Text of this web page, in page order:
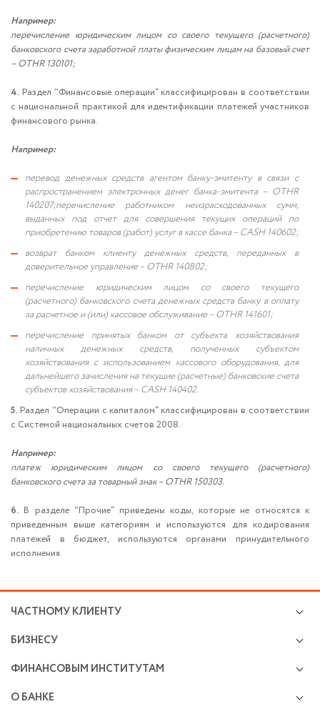
Например:
перечисление юридическим лицом со своего текущего (расчетного)
банковского счета заработной платы физическим лицам на базовый счет
– OTHR 130101;
4. Раздел ˮФинансовые операции“ классифицирован в соответствии
с национальной практикой для идентификации платежей участников
финансового рынка.
Например:
перевод денежных средств агентом банку-эмитенту в связи с
распространением электронных денег банка-эмитента – OTHR
140207;перечисление работником неизрасходованных сумм,
выданных под отчет для совершения текущих операций по
приобретению товаров (работ) услуг в кассе банка – CASH 140602;
возврат банком клиенту денежных средств, переданных в
доверительное управление – OTHR 140802;
перечисление юридическим лицом со своего текущего
(расчетного) банковского счета денежных средств банку в оплату
за расчетное и (или) кассовое обслуживание – OTHR 141601;
перечисление принятых банком от субъекта хозяйствования
наличных денежных средств, полученных субъектом
хозяйствования с использованием кассового оборудования, для
дальнейшего зачисления на текущие (расчетные) банковские счета
субъектов хозяйствования – CASH 140402.
5. Раздел ˮОперации с капиталом“ классифицирован в соответствии
с Системой национальных счетов 2008.
Например:
платеж юридическим лицом со своего текущего (расчетного)
банковского счета за товарный знак – OTHR 150303.
6. В разделе ˮПрочие“ приведены коды, которые не относятся к
приведенным выше категориям и используются для кодирования
платежей в бюджет, используются органами принудительного
исполнения.
ЧАСТНОМУ КЛИЕНТУ
Валютно-обменные операции
Cбережения и инвестиции
Возможности карточек
БИЗНЕСУ
Расчетно-кассовое обслуживание
Размещение средств
ФИНАНСОВЫМ ИНСТИТУТАМ
Открытие и ведение корреспондентских счетов
О БАНКЕ